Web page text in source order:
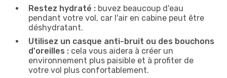
Restez hydraté : buvez beaucoup d'eau
pendant votre vol, car l'air en cabine peut être
déshydratant.
Utilisez un casque anti-bruit ou des bouchons
d'oreilles : cela vous aidera à créer un
environnement plus paisible et à profiter de
votre vol plus confortablement.